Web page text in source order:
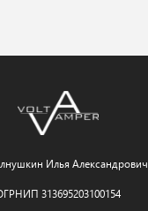
Илья Александрович
313695203100154